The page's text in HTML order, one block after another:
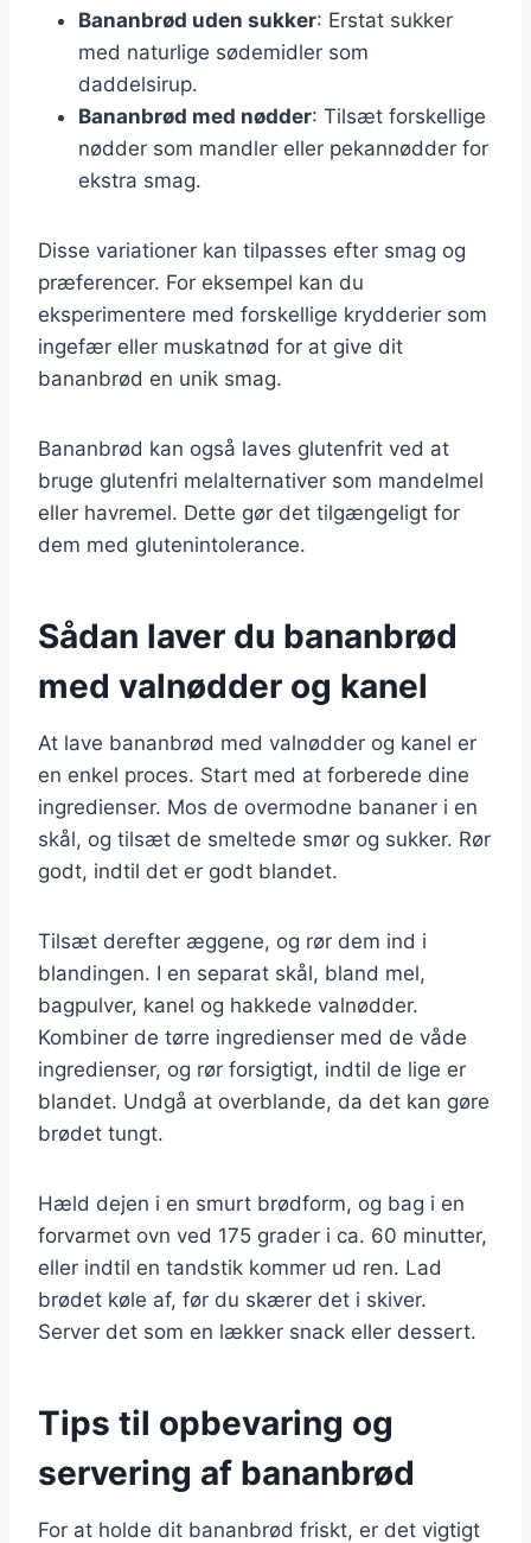
Bananbrød uden sukker: Erstat sukker
med naturlige sødemidler som
daddelsirup.
Bananbrød med nødder: Tilsæt forskellige
nødder som mandler eller pekannødder for
ekstra smag.
Disse variationer kan tilpasses efter smag og
præferencer. For eksempel kan du
eksperimentere med forskellige krydderier som
ingefær eller muskatnød for at give dit
bananbrød en unik smag.
Bananbrød kan også laves glutenfrit ved at
bruge glutenfri melalternativer som mandelmel
eller havremel. Dette gør det tilgængeligt for
dem med glutenintolerance.
Sådan laver du bananbrød
med valnødder og kanel
At lave bananbrød med valnødder og kanel er
en enkel proces. Start med at forberede dine
ingredienser. Mos de overmodne bananer i en
skål, og tilsæt de smeltede smør og sukker. Rør
godt, indtil det er godt blandet.
Tilsæt derefter æggene, og rør dem ind i
blandingen. I en separat skål, bland mel,
bagpulver, kanel og hakkede valnødder.
Kombiner de tørre ingredienser med de våde
ingredienser, og rør forsigtigt, indtil de lige er
blandet. Undgå at overblande, da det kan gøre
brødet tungt.
Hæld dejen i en smurt brødform, og bag i en
forvarmet ovn ved 175 grader i ca. 60 minutter,
eller indtil en tandstik kommer ud ren. Lad
brødet køle af, før du skærer det i skiver.
Server det som en lækker snack eller dessert.
Tips til opbevaring og
servering af bananbrød
For at holde dit bananbrød friskt, er det vigtigt